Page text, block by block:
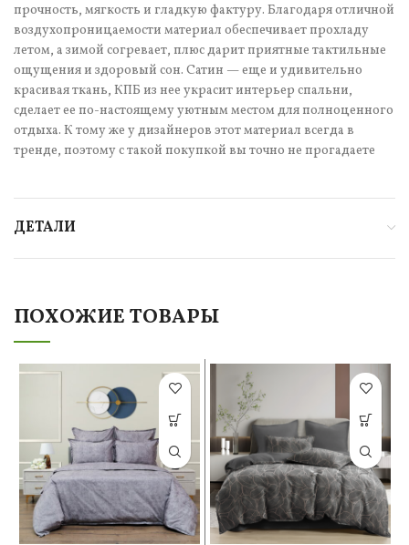
прочность, мягкость и гладкую фактуру. Благодаря отличной
воздухопроницаемости материал обеспечивает прохладу
летом, а зимой согревает, плюс дарит приятные тактильные
ощущения и здоровый сон. Сатин — еще и удивительно
красивая ткань, КПБ из нее украсит интерьер спальни,
сделает ее по-настоящему уютным местом для полноценного
отдыха. К тому же у дизайнеров этот материал всегда в
тренде, поэтому с такой покупкой вы точно не прогадаете
ДЕТАЛИ
ПОХОЖИЕ ТОВАРЫ